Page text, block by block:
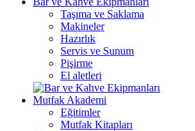
Taşıma ve Saklama
Makineler
Hazırlık
Servis ve Sunum
Pişirme
El aletleri
Mutfak Akademi
Eğitimler
Mutfak Kitapları